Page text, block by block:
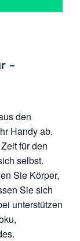
–
den
Handy ab.
für den
selbst.
Sie Körper,
Sie sich
unterstützen